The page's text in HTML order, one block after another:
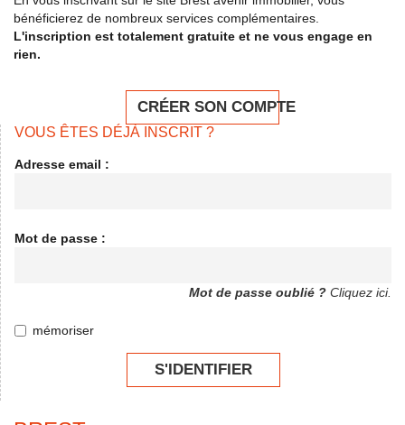
bénéficierez de nombreux services complémentaires.
L'inscription est totalement gratuite et ne vous engage en
rien.
CRÉER SON COMPTE
VOUS ÊTES DÉJÀ INSCRIT ?
Adresse email :
Mot de passe :
Mot de passe oublié ? Cliquez ici.
mémoriser
S'IDENTIFIER